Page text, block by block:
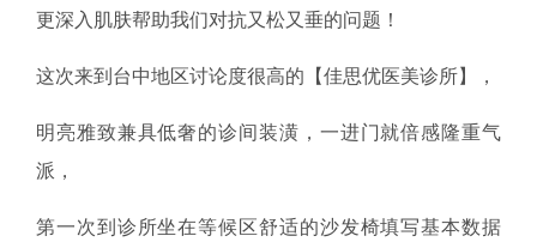
更深入肌肤帮助我们对抗又松又垂的问题！
这次来到台中地区讨论度很高的【佳思优医美诊所】，
明亮雅致兼具低奢的诊间装潢，一进门就倍感隆重气
派，
第一次到诊所坐在等候区舒适的沙发椅填写基本数据